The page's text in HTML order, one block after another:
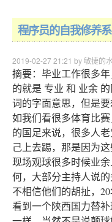
程序员的自我修养
2019-02-27 21:21 by 敏捷的
摘要：毕业工作很多
的就是 专业 和 业余
词的字面意思，但是
如我们看很多体育比
的国足来说，很多人
己上去踢，那是因为
现场观球很多时候业
何，大部分主持人说
不相信他们的胡扯，
看到一个陕西国力替